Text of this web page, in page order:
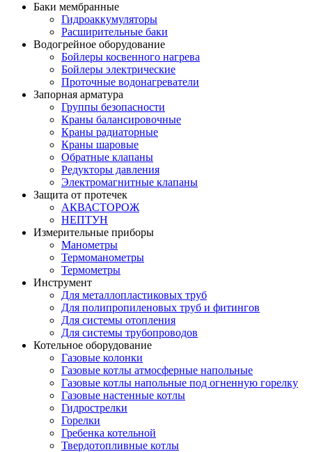
Баки мембранные
Гидроаккумуляторы
Расширительные баки
Водогрейное оборудование
Бойлеры косвенного нагрева
Бойлеры электрические
Проточные водонагреватели
Запорная арматура
Группы безопасности
Краны балансировочные
Краны радиаторные
Краны шаровые
Обратные клапаны
Редукторы давления
Электромагнитные клапаны
Защита от протечек
АКВАСТОРОЖ
НЕПТУН
Измерительные приборы
Манометры
Термоманометры
Термометры
Инструмент
Для металлопластиковых труб
Для полипропиленовых труб и фитингов
Для системы отопления
Для системы трубопроводов
Котельное оборудование
Газовые колонки
Газовые котлы атмосферные напольные
Газовые котлы напольные под огненную горелку
Газовые настенные котлы
Гидрострелки
Горелки
Гребенка котельной
Твердотопливные котлы